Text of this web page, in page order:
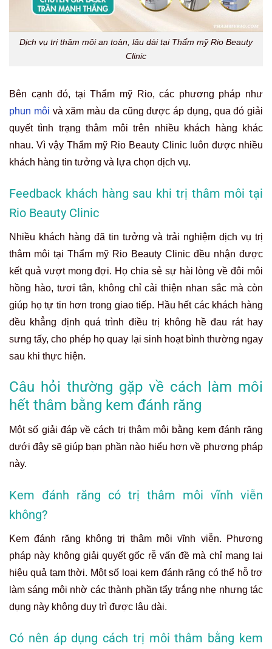
Dịch vụ trị thâm môi an toàn, lâu dài tại Thẩm mỹ Rio Beauty
Clinic
Bên cạnh đó, tại Thẩm mỹ Rio, các phương pháp như
phun môi và xăm màu da cũng được áp dụng, qua đó giải
quyết tình trạng thâm môi trên nhiều khách hàng khác
nhau. Vì vậy Thẩm mỹ Rio Beauty Clinic luôn được nhiều
khách hàng tin tưởng và lựa chọn dịch vụ.
Feedback khách hàng sau khi trị thâm môi tại
Rio Beauty Clinic
Nhiều khách hàng đã tin tưởng và trải nghiệm dịch vụ trị
thâm môi tại Thẩm mỹ Rio Beauty Clinic đều nhận được
kết quả vượt mong đợi. Họ chia sẻ sự hài lòng về đôi môi
hồng hào, tươi tắn, không chỉ cải thiện nhan sắc mà còn
giúp họ tự tin hơn trong giao tiếp. Hầu hết các khách hàng
đều khẳng định quá trình điều trị không hề đau rát hay
sưng tấy, cho phép họ quay lại sinh hoạt bình thường ngay
sau khi thực hiện.
Câu hỏi thường gặp về cách làm môi
hết thâm bằng kem đánh răng
Một số giải đáp về cách trị thâm môi bằng kem đánh răng
dưới đây sẽ giúp bạn phần nào hiểu hơn về phương pháp
này.
Kem đánh răng có trị thâm môi vĩnh viễn
không?
Kem đánh răng không trị thâm môi vĩnh viễn. Phương
pháp này không giải quyết gốc rễ vấn đề mà chỉ mang lại
hiệu quả tạm thời. Một số loại kem đánh răng có thể hỗ trợ
làm sáng môi nhờ các thành phần tẩy trắng nhẹ nhưng tác
dụng này không duy trì được lâu dài.
Có nên áp dụng cách trị môi thâm bằng kem